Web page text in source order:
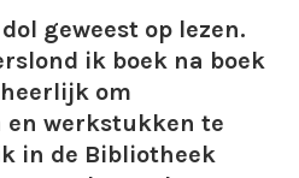
geweest op lezen.
ik boek na boek
om
en werkstukken te
in de Bibliotheek